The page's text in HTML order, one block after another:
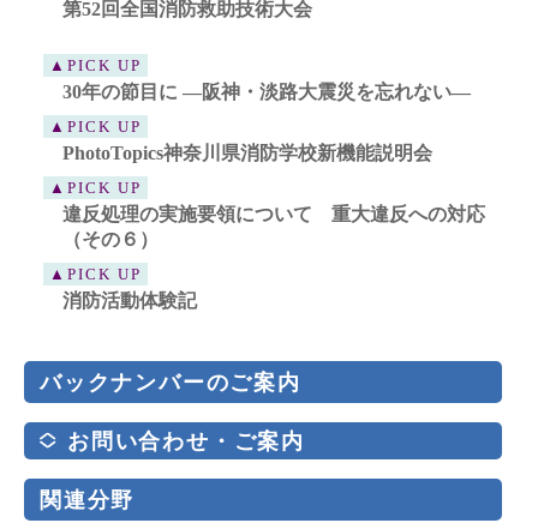
第52回全国消防救助技術大会
▲PICK UP
30年の節目に ―阪神・淡路大震災を忘れない―
▲PICK UP
PhotoTopics神奈川県消防学校新機能説明会
▲PICK UP
違反処理の実施要領について 重大違反への対応
（その６）
▲PICK UP
消防活動体験記
バックナンバーのご案内
お問い合わせ・ご案内
関連分野